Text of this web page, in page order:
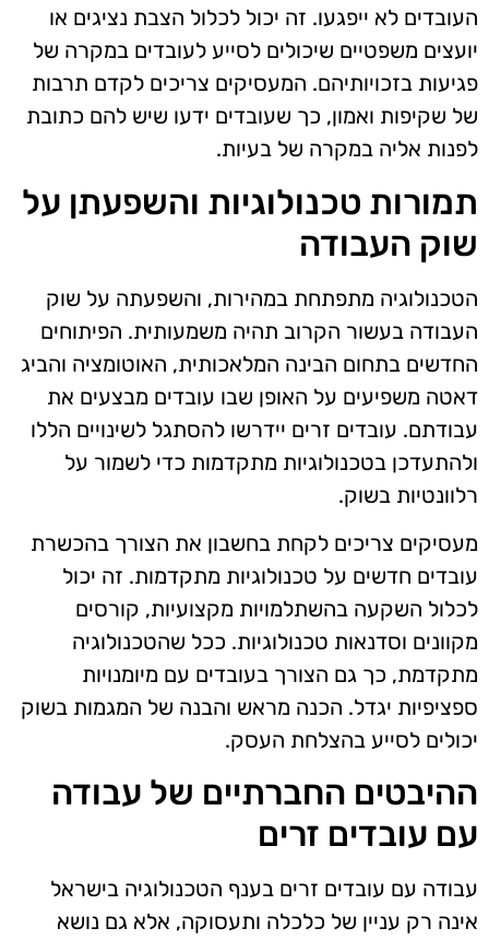
העובדים לא ייפגעו. זה יכול לכלול הצבת נציגים או
יועצים משפטיים שיכולים לסייע לעובדים במקרה של
פגיעות בזכויותיהם. המעסיקים צריכים לקדם תרבות
של שקיפות ואמון, כך שעובדים ידעו שיש להם כתובת
לפנות אליה במקרה של בעיות.
תמורות טכנולוגיות והשפעתן על
שוק העבודה
הטכנולוגיה מתפתחת במהירות, והשפעתה על שוק
העבודה בעשור הקרוב תהיה משמעותית. הפיתוחים
החדשים בתחום הבינה המלאכותית, האוטומציה והביג
דאטה משפיעים על האופן שבו עובדים מבצעים את
עבודתם. עובדים זרים יידרשו להסתגל לשינויים הללו
ולהתעדכן בטכנולוגיות מתקדמות כדי לשמור על
רלוונטיות בשוק.
מעסיקים צריכים לקחת בחשבון את הצורך בהכשרת
עובדים חדשים על טכנולוגיות מתקדמות. זה יכול
לכלול השקעה בהשתלמויות מקצועיות, קורסים
מקוונים וסדנאות טכנולוגיות. ככל שהטכנולוגיה
מתקדמת, כך גם הצורך בעובדים עם מיומנויות
ספציפיות יגדל. הכנה מראש והבנה של המגמות בשוק
יכולים לסייע בהצלחת העסק.
ההיבטים החברתיים של עבודה
עם עובדים זרים
עבודה עם עובדים זרים בענף הטכנולוגיה בישראל
אינה רק עניין של כלכלה ותעסוקה, אלא גם נושא